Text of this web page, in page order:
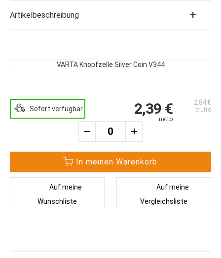
2,84 €
2,39 €
Sofort verfügbar
In meinen Warenkorb
Auf meine
Wunschliste
Auf meine
Vergleichsliste
VARTA Knopfzelle Silver Coin V344
Bildergalerie
springen
Artikelbeschreibung